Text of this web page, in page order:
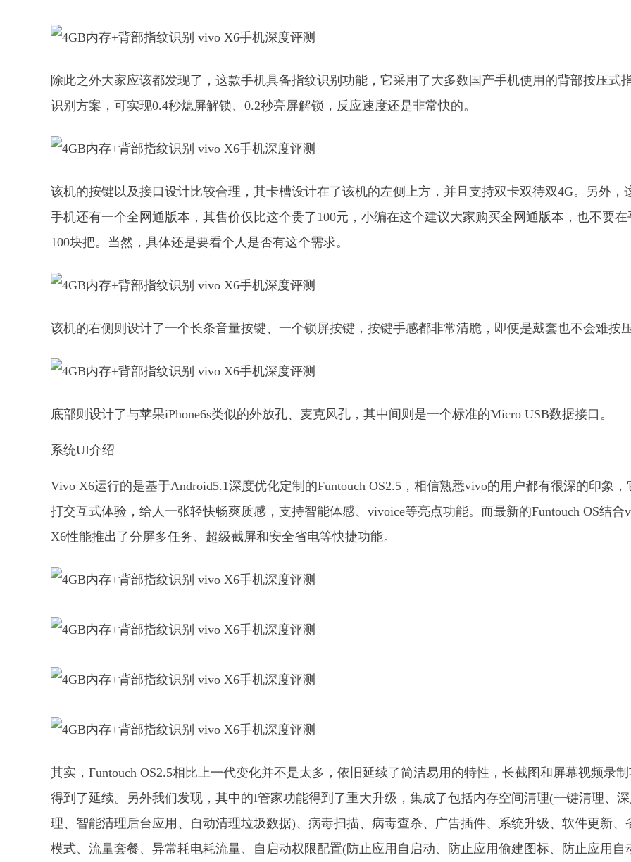
除此之外大家应该都发现了，这款手机具备指纹识别功能，它采用了大多数国产手机使用的背部按压式
识别方案，可实现0.4秒熄屏解锁、0.2秒亮屏解锁，反应速度还是非常快的。
该机的按键以及接口设计比较合理，其卡槽设计在了该机的左侧上方，并且支持双卡双待双4G。另外，
手机还有一个全网通版本，其售价仅比这个贵了100元，小编在这个建议大家购买全网通版本，也不要在
100块把。当然，具体还是要看个人是否有这个需求。
该机的右侧则设计了一个长条音量按键、一个锁屏按键，按键手感都非常清脆，即便是戴套也不会难按压
底部则设计了与苹果iPhone6s类似的外放孔、麦克风孔，其中间则是一个标准的Micro USB数据接口。
系统UI介绍
Vivo X6运行的是基于Android5.1深度优化定制的Funtouch OS2.5，相信熟悉vivo的用户都有很深的印象，
打交互式体验，给人一张轻快畅爽质感，支持智能体感、vivoice等亮点功能。而最新的Funtouch OS结合
X6性能推出了分屏多任务、超级截屏和安全省电等快捷功能。
其实，Funtouch OS2.5相比上一代变化并不是太多，依旧延续了简洁易用的特性，长截图和屏幕视频录
得到了延续。另外我们发现，其中的I管家功能得到了重大升级，集成了包括内存空间清理(一键清理、
理、智能清理后台应用、自动清理垃圾数据)、病毒扫描、病毒查杀、广告插件、系统升级、软件更新、
模式、流量套餐、异常耗电耗流量、自启动权限配置(防止应用自启动、防止应用偷建图标、防止应用自